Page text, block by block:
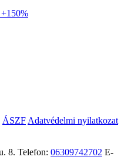
ÁSZF Adatvédelmi nyilatkozat
8. Telefon: 06309742702 E-